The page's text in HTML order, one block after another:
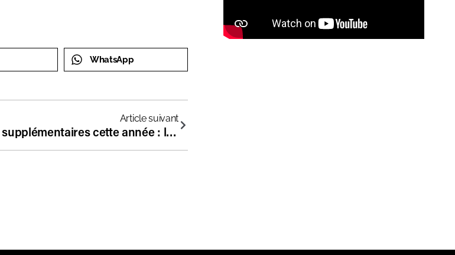
WhatsApp
Article suivant
6600 élèves supplémentaires cette année : la croissance des écoles indépendantes se poursuit, et même l’Education nationale le dit :)